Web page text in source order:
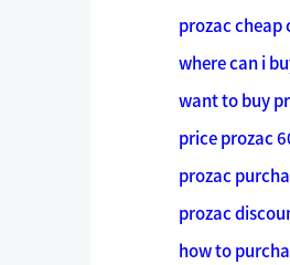
prozac
where can i
want to buy
price prozac
prozac
prozac
how to